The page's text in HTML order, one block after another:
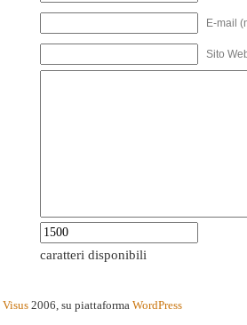
E-mail
Sito
caratteri disponibili
Visus 2006, su piattaforma WordPress